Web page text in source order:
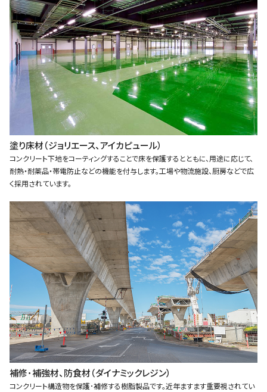
塗り床材（ジョリエース、アイカピュール）
コンクリート下地をコーティングすることで床を保護するとともに、用途に応じて、
耐熱・耐薬品・帯電防止などの機能を付与します。工場や物流施設、厨房などで広
く採用されています。
補修･補強材、防食材（ダイナミックレジン）
コンクリート構造物を保護･補修する樹脂製品です。近年ますます重要視されてい